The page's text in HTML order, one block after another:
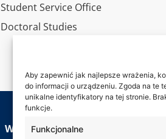
Aby zapewnić jak najlepsze wrażenia,
do informacji o urządzeniu. Zgoda na te
unikalne identyfikatory na tej stronie.
funkcje.
Funkcjonalne
Student Service Office
Doctoral Studies
WSEI University